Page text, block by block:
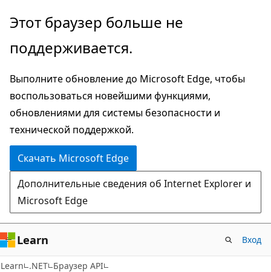
Пропустить
перейти
основному
содержимому
Переход
навигации
странице
Этот браузер больше не
поддерживается.
Выполните обновление до Microsoft Edge, чтобы
воспользоваться новейшими функциями,
обновлениями для системы безопасности и
технической поддержкой.
Скачать Microsoft Edge
Дополнительные сведения об Internet Explorer и
Microsoft Edge
Learn Вход
Learn .NET Браузер API